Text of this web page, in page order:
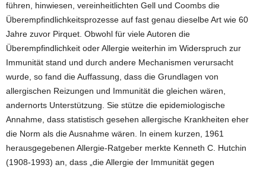
führen, hinwiesen, vereinheitlichten Gell und Coombs die
Überempfindlichkeitsprozesse auf fast genau dieselbe Art wie 60
Jahre zuvor Pirquet. Obwohl für viele Autoren die
Überempfindlichkeit oder Allergie weiterhin im Widerspruch zur
Immunität stand und durch andere Mechanismen verursacht
wurde, so fand die Auffassung, dass die Grundlagen von
allergischen Reizungen und Immunität die gleichen wären,
andernorts Unterstützung. Sie stütze die epidemiologische
Annahme, dass statistisch gesehen allergische Krankheiten eher
die Norm als die Ausnahme wären. In einem kurzen, 1961
herausgegebenen Allergie-Ratgeber merkte Kenneth C. Hutchin
(1908-1993) an, dass „die Allergie der Immunität gegen